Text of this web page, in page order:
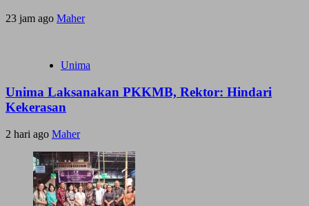
23 jam ago Maher
Unima
Unima Laksanakan PKKMB, Rektor: Hindari
Kekerasan
2 hari ago Maher